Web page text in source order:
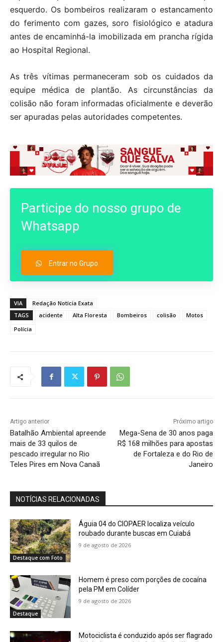
esquerdo. Os bombeiros realizaram o estancamento
do ferimento com gazes, soro fisiológico e atadura
antes de encaminhá-la imobilizada em prancha rígida
ao Hospital Regional.
As três vítimas permaneceram sob os cuidados da
equipe médica de plantão. As circunstâncias da
colisão não foram informadas oficialmente e deverão
ser apuradas pelas autoridades competentes.
Participe do nosso grupo de
Whatsapp
Entrar no Grupo
VIA
Redação Notícia Exata
TAGS
acidente Alta Floresta Bombeiros colisão
Motos
Polícia
Artigo anterior
Batalhão Ambiental apreende
mais de 33 quilos de
pescado irregular no Rio
Teles Pires em Nova Canaã
Próximo artigo
Mega-Sena de 30 anos paga
R$ 168 milhões para apostas
de Fortaleza e do Rio de
Janeiro
NOTÍCIAS RELACIONADAS
Destaque com Foto
Águia 04 do CIOPAER localiza veículo
roubado durante buscas em Cuiabá
9 de agosto de 2026
Destaque
Homem é preso com porções de cocaína
pela PM em Colíder
9 de agosto de 2026
Motociclista é conduzido após ser flagrado